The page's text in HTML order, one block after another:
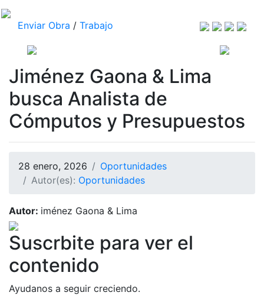
Enviar Obra / Trabajo
Jiménez Gaona & Lima
busca Analista de
Cómputos y Presupuestos
28 enero, 2026
Oportunidades
Autor(es): Oportunidades
Autor: iménez Gaona & Lima
Suscrbite para ver el
contenido
Ayudanos a seguir creciendo.